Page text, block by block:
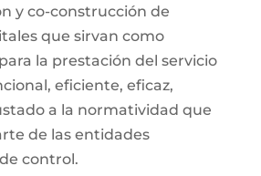
y co-construcción de
que sirvan como
la prestación del servicio
eficiente, eficaz,
a la normatividad que
de las entidades
control.